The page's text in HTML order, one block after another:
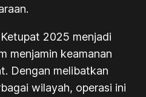
2025 menjadi
menjamin keamanan
Dengan melibatkan
wilayah, operasi ini